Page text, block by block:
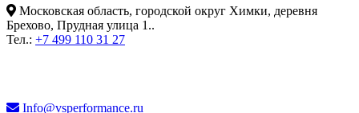
Московская область, городской округ Химки, деревня
Брехово, Прудная улица 1..
Тел.: +7 499 110 31 27
Info@vsperformance.ru